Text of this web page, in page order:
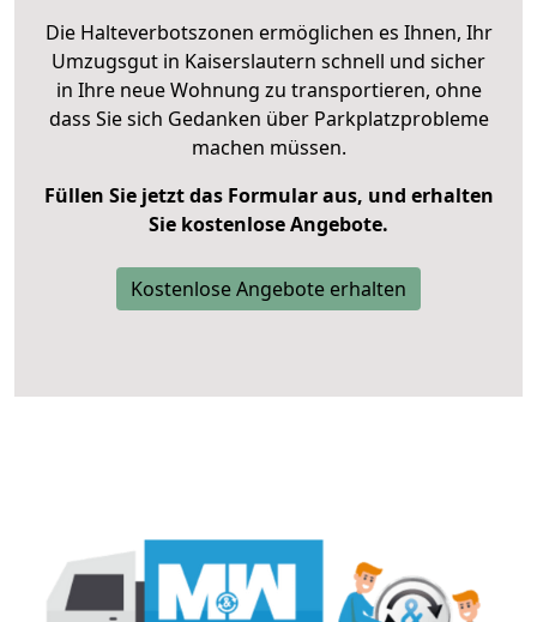
Die Halteverbotszonen ermöglichen es Ihnen, Ihr
Umzugsgut in Kaiserslautern schnell und sicher
in Ihre neue Wohnung zu transportieren, ohne
dass Sie sich Gedanken über Parkplatzprobleme
machen müssen.
Füllen Sie jetzt das Formular aus, und erhalten
Sie kostenlose Angebote.
Kostenlose Angebote erhalten